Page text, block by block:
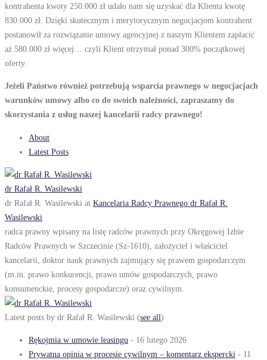
kontrahenta kwoty 250.000 zł udało nam się uzyskać dla Klienta kwotę
830.000 zł. Dzięki skutecznym i merytorycznym negocjacjom kontrahent
postanowił za rozwiązanie umowy agencyjnej z naszym Klientem zapłacić
aż 580.000 zł więcej… czyli Klient otrzymał ponad 300% początkowej
oferty.
Jeżeli Państwo również potrzebują wsparcia prawnego w negocjacjach
warunków umowy albo co do swoich należności, zapraszamy do
skorzystania z usług naszej kancelarii radcy prawnego!
About
Latest Posts
dr Rafał R. Wasilewski
dr Rafał R. Wasilewski at Kancelaria Radcy Prawnego dr Rafał R.
Wasilewski
radca prawny wpisany na listę radców prawnych przy Okręgowej Izbie
Radców Prawnych w Szczecinie (Sz-1610), założyciel i właściciel
kancelarii, doktor nauk prawnych zajmujący się prawem gospodarczym
(m.in. prawo konkurencji, prawo umów gospodarczych, prawo
konsumenckie, procesy gospodarcze) oraz cywilnym.
Latest posts by dr Rafał R. Wasilewski (see all)
Rękojmia w umowie leasingu - 16 lutego 2026
Prywatna opinia w procesie cywilnym – komentarz ekspercki - 11